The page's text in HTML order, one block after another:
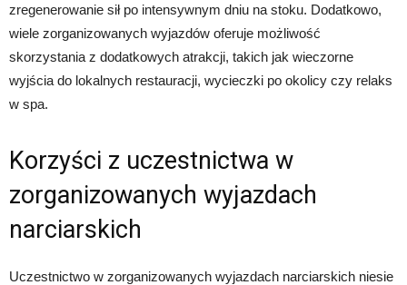
zregenerowanie sił po intensywnym dniu na stoku. Dodatkowo,
wiele zorganizowanych wyjazdów oferuje możliwość
skorzystania z dodatkowych atrakcji, takich jak wieczorne
wyjścia do lokalnych restauracji, wycieczki po okolicy czy relaks
w spa.
Korzyści z uczestnictwa w
zorganizowanych wyjazdach
narciarskich
Uczestnictwo w zorganizowanych wyjazdach narciarskich niesie